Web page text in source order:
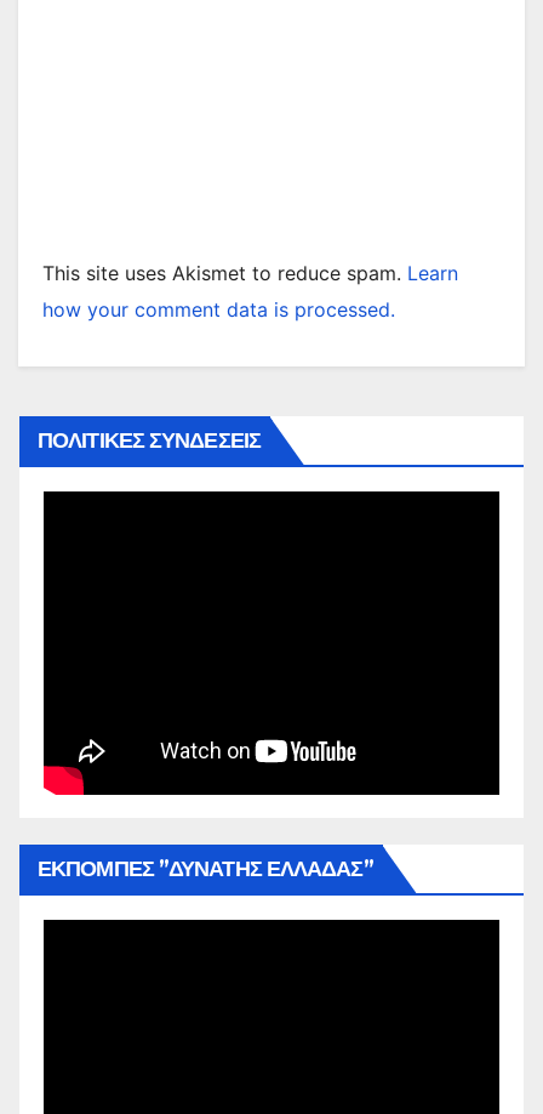
This site uses Akismet to reduce spam. Learn
how your comment data is processed.
ΠΟΛΙΤΙΚΕΣ ΣΥΝΔΕΣΕΙΣ
ΕΚΠΟΜΠΕΣ ”ΔΥΝΑΤΗΣ ΕΛΛΑΔΑΣ”